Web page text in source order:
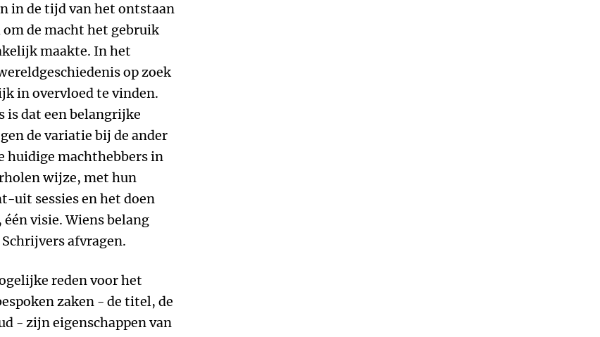
in de tijd van het ontstaan
de macht het gebruik
maakte. In het
op zoek
in overvloed te vinden.
is dat een belangrijke
de variatie bij de ander
huidige machthebbers in
wijze, met hun
uit sessies en het doen
visie. Wiens belang
afvragen.
reden voor het
zaken - de titel, de
- zijn eigenschappen van